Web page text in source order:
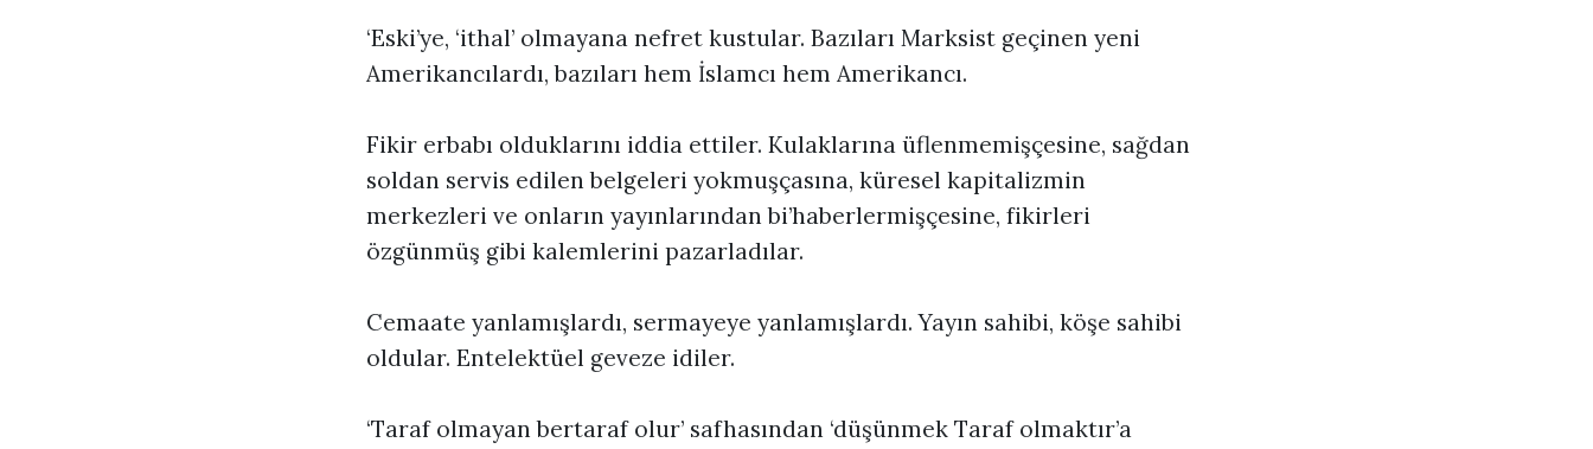
‘Eski’ye, ‘ithal’ olmayana nefret kustular. Bazıları Marksist geçinen yeni
Amerikancılardı, bazıları hem İslamcı hem Amerikancı.
Fikir erbabı olduklarını iddia ettiler. Kulaklarına üflenmemişçesine, sağdan
soldan servis edilen belgeleri yokmuşçasına, küresel kapitalizmin
merkezleri ve onların yayınlarından bi’haberlermişçesine, fikirleri
özgünmüş gibi kalemlerini pazarladılar.
Cemaate yanlamışlardı, sermayeye yanlamışlardı. Yayın sahibi, köşe sahibi
oldular. Entelektüel geveze idiler.
‘Taraf olmayan bertaraf olur’ safhasından ‘düşünmek Taraf olmaktır’a